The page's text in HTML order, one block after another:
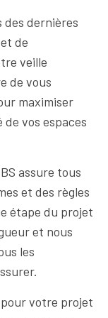
des dernières
de
veille
de vous
maximiser
vos espaces
assure tous
et des règles
étape du projet
et nous
les
votre projet